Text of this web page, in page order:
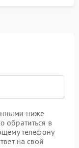
ниже
обратиться в
телефону
на свой